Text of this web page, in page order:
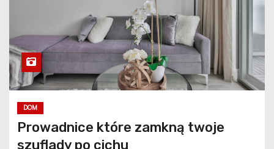
DOM
Prowadnice które zamkną twoje
szuflady po cichu